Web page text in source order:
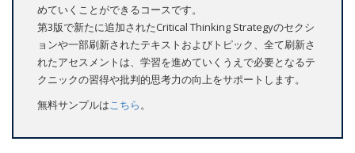
めていくことができるコースです。
第3版で新たに追加されたCritical Thinking Strategyのセクシ
ョンや一部刷新されたテキストおよびトピック、全て刷新さ
れたアセスメントは、学習を進めていくうえで必要となるテ
クニックの習得や批判的思考力の向上をサポートします。
無料サンプルはこちら。